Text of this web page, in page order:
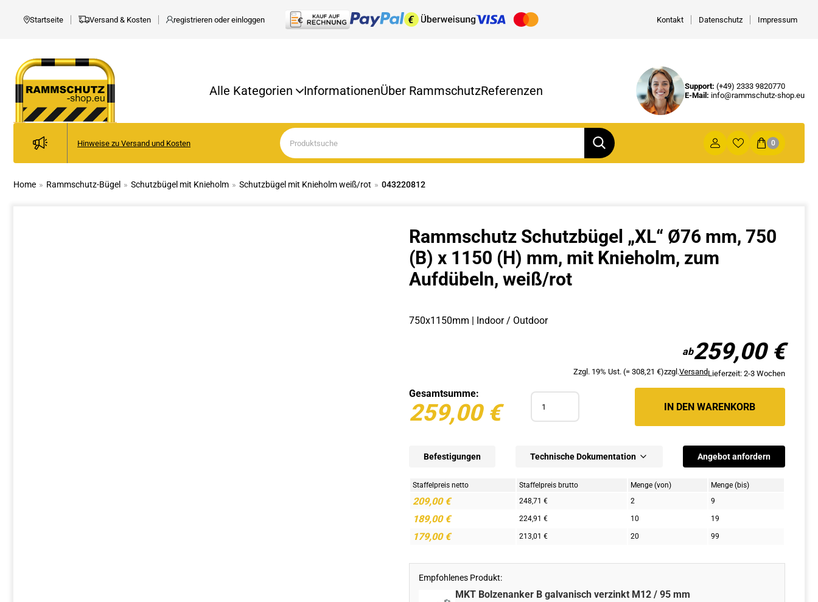
Startseite Versand & Kosten registrieren oder einloggen Kontakt Datenschutz Impressum
Alle Kategorien InformationenÜber RammschutzReferenzen Support: (+49) 2333 9820770
E-Mail: info@rammschutz-shop.eu
Hinweise zu Versand und Kosten 0
Home » Rammschutz-Bügel » Schutzbügel mit Knieholm » Schutzbügel mit Knieholm weiß/rot » 043220812
Rammschutz Schutzbügel „XL“ Ø76 mm, 750
(B) x 1150 (H) mm, mit Knieholm, zum
Aufdübeln, weiß/rot
259,00 €
Zzgl. 19% Ust. (= 308,21 €)zzgl.VersandLieferzeit: 2-3 Wochen
750x1150mm | Indoor / Outdoor
Gesamtsumme:
259,00 € Anzahl IN DEN WARENKORB
Befestigungen Technische Dokumentation Angebot anfordern
Staffelpreis netto Staffelpreis brutto Menge (von) Menge (bis)
209,00€ 248,71 € 2 9
189,00€ 224,91 € 10 19
179,00€ 213,01 € 20 99
Empfohlenes Produkt:
MKT Bolzenanker B galvanisch verzinkt M12 / 95 mm